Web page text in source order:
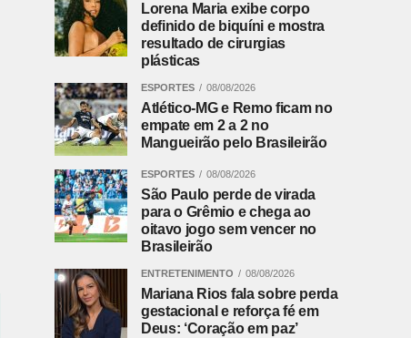
Lorena Maria exibe corpo
definido de biquíni e mostra
resultado de cirurgias
plásticas
ESPORTES 08/08/2026
Atlético-MG e Remo ficam no
empate em 2 a 2 no
Mangueirão pelo Brasileirão
ESPORTES 08/08/2026
São Paulo perde de virada
para o Grêmio e chega ao
oitavo jogo sem vencer no
Brasileirão
ENTRETENIMENTO 08/08/2026
Mariana Rios fala sobre perda
gestacional e reforça fé em
Deus: ‘Coração em paz’